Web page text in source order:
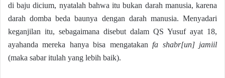
di baju dicium, nyatalah bahwa itu bukan darah manusia, karena
darah domba beda baunya dengan darah manusia. Menyadari
keganjilan itu, sebagaimana disebut dalam QS Yusuf ayat 18,
ayahanda mereka hanya bisa mengatakanfa shabr[un] jamiil
(maka sabar itulah yang lebih baik).